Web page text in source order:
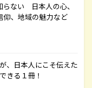
らない 日本人の心、
仰、地域の魅力など
、日本人にこそ伝えた
きる１冊！